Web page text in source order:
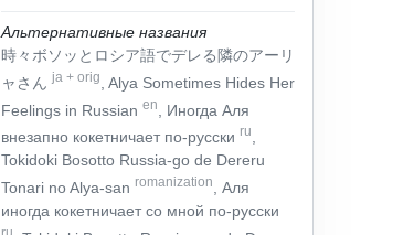
Альтернативные названия
時々ボソッとロシア語でデレる隣のアーリ
ャさんja + orig
, Alya Sometimes Hides Her
Feelings in Russian en
, Иногда Аля
внезапно кокетничает по-русски ru
Tokidoki Bosotto Russia-go de Dereru
Tonari no Alya-san romanization
, Аля
иногда кокетничает со мной по-русски
ru